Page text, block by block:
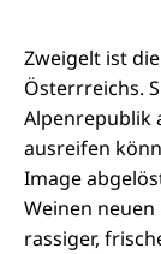
Zweigelt ist
Österrreichs.
Alpenrepublik
ausreifen
Image
Weinen
rassiger,